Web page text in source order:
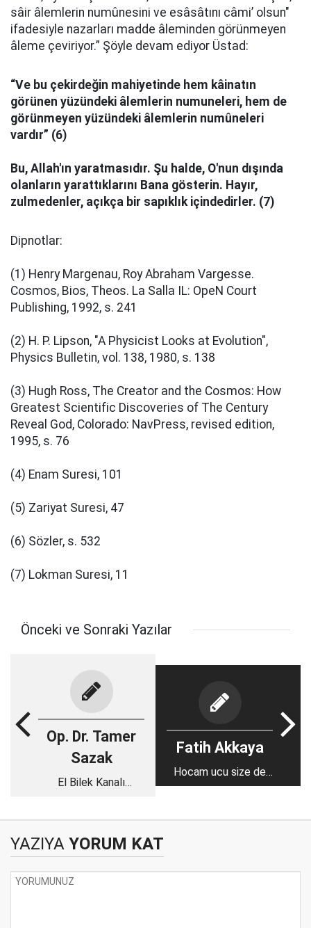
sâir âlemlerin numûnesini ve esâsâtını câmi’ olsun"
ifadesiyle nazarları madde âleminden görünmeyen
âleme çeviriyor.” Şöyle devam ediyor Üstad:
“Ve bu çekirdeğin mahiyetinde hem kâinatın
görünen yüzündeki âlemlerin numuneleri, hem de
görünmeyen yüzündeki âlemlerin numûneleri
vardır” (6)
Bu, Allah'ın yaratmasıdır. Şu halde, O'nun dışında
olanların yarattıklarını Bana gösterin. Hayır,
zulmedenler, açıkça bir sapıklık içindedirler. (7)
Dipnotlar:
(1) Henry Margenau, Roy Abraham Vargesse.
Cosmos, Bios, Theos. La Salla IL: OpeN Court
Publishing, 1992, s. 241
(2) H. P. Lipson, "A Physicist Looks at Evolution",
Physics Bulletin, vol. 138, 1980, s. 138
(3) Hugh Ross, The Creator and the Cosmos: How
Greatest Scientific Discoveries of The Century
Reveal God, Colorado: NavPress, revised edition,
1995, s. 76
(4) Enam Suresi, 101
(5) Zariyat Suresi, 47
(6) Sözler, s. 532
(7) Lokman Suresi, 11
Önceki ve Sonraki Yazılar
Op. Dr. Tamer
Sazak
El Bilek Kanalı
Fatih Akkaya
Hocam ucu size de
dokunuyor!
YAZIYA YORUM KAT